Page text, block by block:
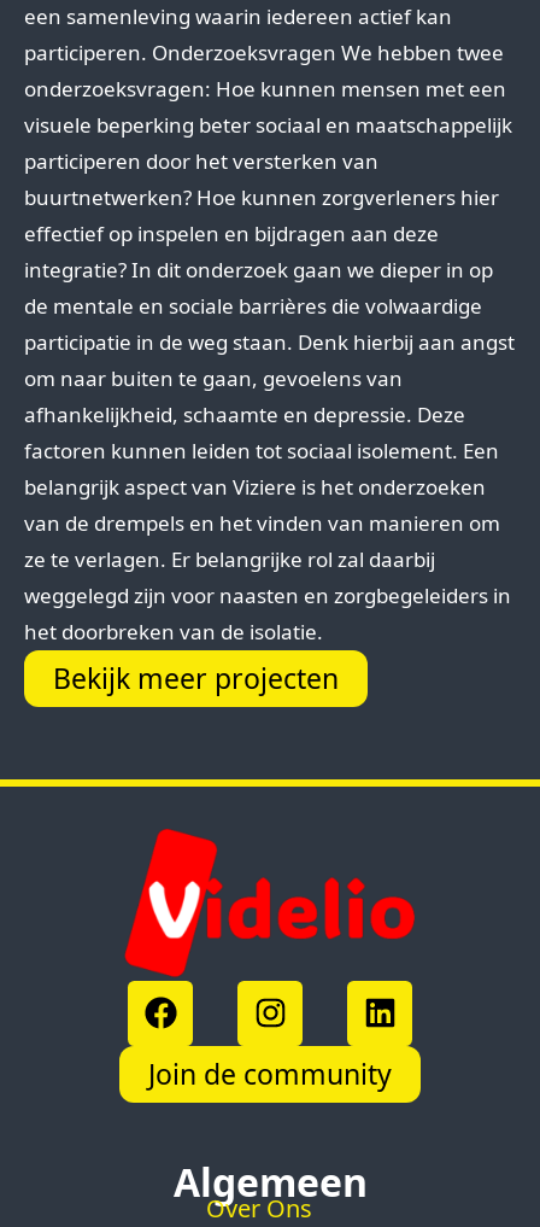
een samenleving waarin iedereen actief kan
participeren. Onderzoeksvragen We hebben twee
onderzoeksvragen: Hoe kunnen mensen met een
visuele beperking beter sociaal en maatschappelijk
participeren door het versterken van
buurtnetwerken? Hoe kunnen zorgverleners hier
effectief op inspelen en bijdragen aan deze
integratie? In dit onderzoek gaan we dieper in op
de mentale en sociale barrières die volwaardige
participatie in de weg staan. Denk hierbij aan angst
om naar buiten te gaan, gevoelens van
afhankelijkheid, schaamte en depressie. Deze
factoren kunnen leiden tot sociaal isolement. Een
belangrijk aspect van Viziere is het onderzoeken
van de drempels en het vinden van manieren om
ze te verlagen. Er belangrijke rol zal daarbij
weggelegd zijn voor naasten en zorgbegeleiders in
het doorbreken van de isolatie.
Bekijk meer projecten
Join de community
Algemeen
Over Ons